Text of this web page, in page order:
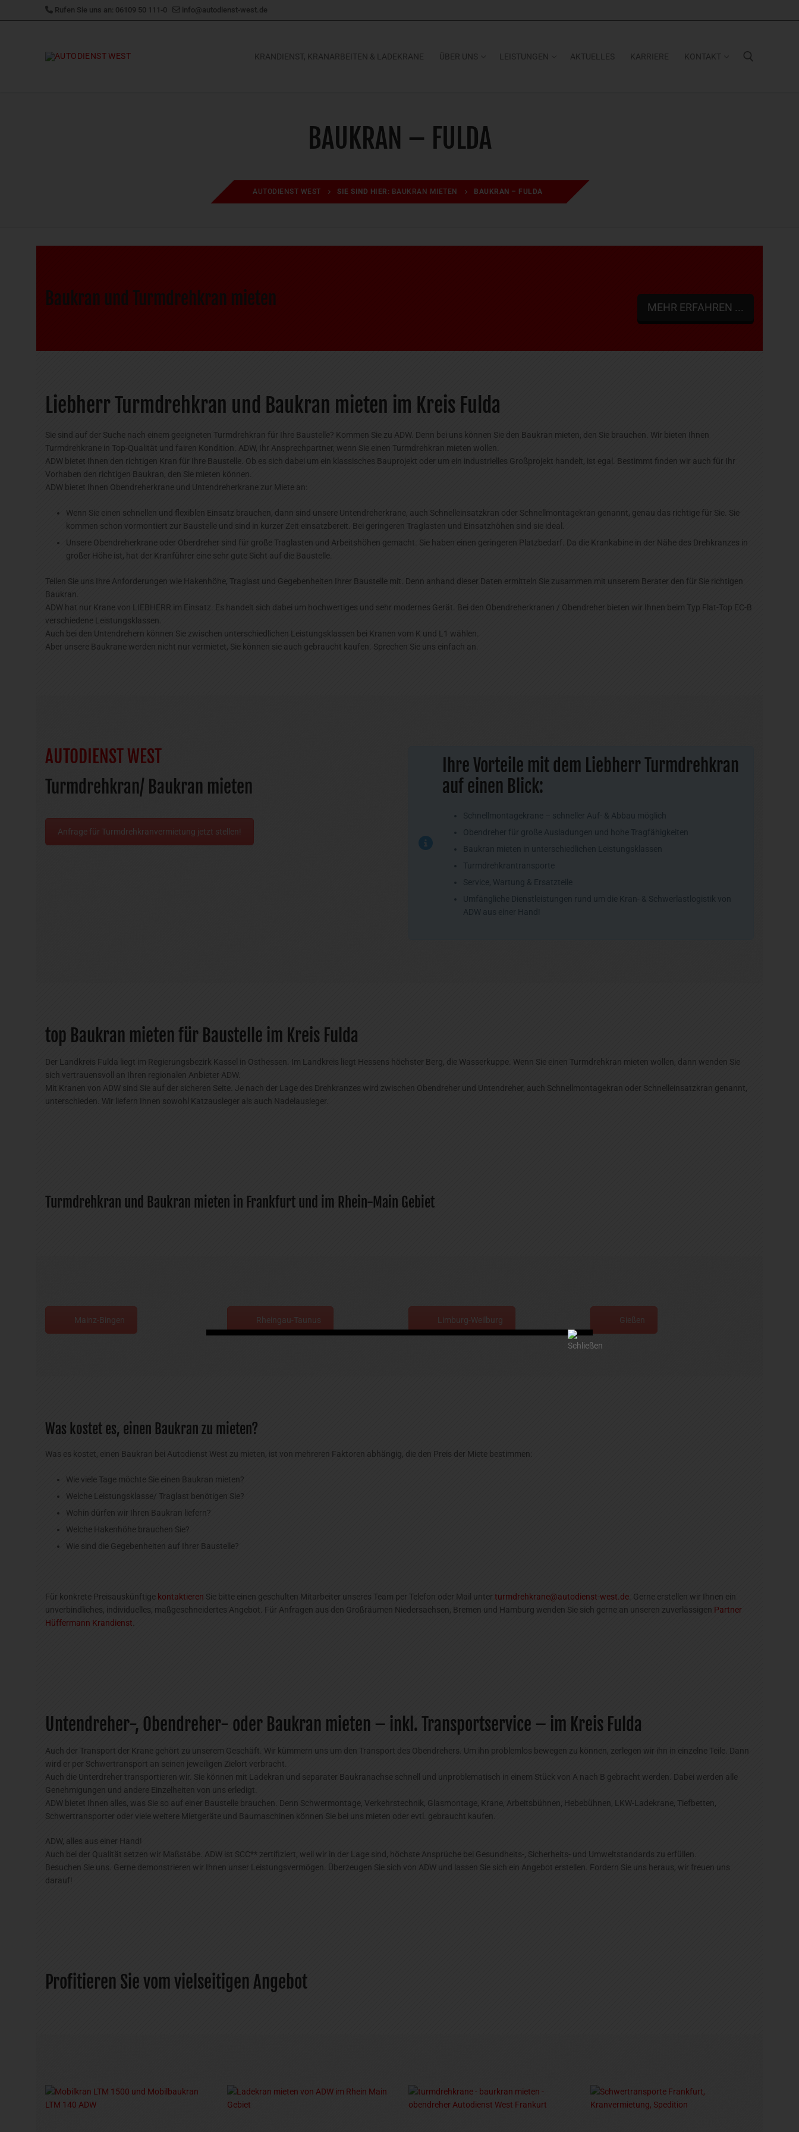
Inhalt
Rufen Sie uns an: 06109 50 111-0 info@autodienst-west.de
KRANDIENST, KRANARBEITEN & LADEKRANE ÜBER UNS LEISTUNGEN AKTUELLES KARRIERE KONTAKT
BAUKRAN – FULDA
AUTODIENST WEST SIE SIND HIER: BAUKRAN MIETEN BAUKRAN – FULDA
Baukran und Turmdrehkran mieten MEHR ERFAHREN ...
Liebherr Turmdrehkran und Baukran mieten im Kreis Fulda
Sie sind auf der Suche nach einem geeigneten Turmdrehkran für Ihre Baustelle? Kommen Sie zu ADW. Denn bei uns können Sie den Baukran mieten, den Sie brauchen. Wir bieten Ihnen
Turmdrehkrane in Top-Qualität und fairen Kondition. ADW, Ihr Ansprechpartner, wenn Sie einen Turmdrehkran mieten wollen.
ADW bietet Ihnen den richtigen Kran für Ihre Baustelle. Ob es sich dabei um ein klassisches Bauprojekt oder um ein industrielles Großprojekt handelt, ist egal. Bestimmt finden wir auch für Ihr
Vorhaben den richtigen Baukran, den Sie mieten können.
ADW bietet Ihnen Obendreherkrane und Untendreherkrane zur Miete an:
Wenn Sie einen schnellen und flexiblen Einsatz brauchen, dann sind unsere Untendreherkrane, auch Schnelleinsatzkran oder Schnellmontagekran genannt, genau das richtige für Sie. Sie
kommen schon vormontiert zur Baustelle und sind in kurzer Zeit einsatzbereit. Bei geringeren Traglasten und Einsatzhöhen sind sie ideal.
Unsere Obendreherkrane oder Oberdreher sind für große Traglasten und Arbeitshöhen gemacht. Sie haben einen geringeren Platzbedarf. Da die Krankabine in der Nähe des Drehkranzes in
großer Höhe ist, hat der Kranführer eine sehr gute Sicht auf die Baustelle.
Teilen Sie uns Ihre Anforderungen wie Hakenhöhe, Traglast und Gegebenheiten Ihrer Baustelle mit. Denn anhand dieser Daten ermitteln Sie zusammen mit unserem Berater den für Sie richtigen
Baukran.
ADW hat nur Krane von LIEBHERR im Einsatz. Es handelt sich dabei um hochwertiges und sehr modernes Gerät. Bei den Obendreherkranen / Obendreher bieten wir Ihnen beim Typ Flat-Top EC-B
verschiedene Leistungsklassen.
Auch bei den Untendrehern können Sie zwischen unterschiedlichen Leistungsklassen bei Kranen vom K und L1 wählen.
Aber unsere Baukrane werden nicht nur vermietet, Sie können sie auch gebraucht kaufen. Sprechen Sie uns einfach an.
AUTODIENST WEST
Turmdrehkran/ Baukran mieten
Anfrage für Turmdrehkranvermietung jetzt stellen!
Ihre Vorteile mit dem Liebherr Turmdrehkran
auf einen Blick:
Schnellmontagekrane – schneller Auf- & Abbau möglich
Obendreher für große Ausladungen und hohe Tragfähigkeiten
Baukran mieten in unterschiedlichen Leistungsklassen
Turmdrehkrantransporte
Service, Wartung & Ersatzteile
Umfängliche Dienstleistungen rund um die Kran- & Schwerlastlogistik von
ADW aus einer Hand!
top Baukran mieten für Baustelle im Kreis Fulda
Der Landkreis Fulda liegt im Regierungsbezirk Kassel in Osthessen. Im Landkreis liegt Hessens höchster Berg, die Wasserkuppe. Wenn Sie einen Turmdrehkran mieten wollen, dann wenden Sie
sich vertrauensvoll an Ihren regionalen Anbieter ADW.
Mit Kranen von ADW sind Sie auf der sicheren Seite. Je nach der Lage des Drehkranzes wird zwischen Obendreher und Untendreher, auch Schnellmontagekran oder Schnelleinsatzkran genannt,
unterschieden. Wir liefern Ihnen sowohl Katzausleger als auch Nadelausleger.
Turmdrehkran und Baukran mieten in Frankfurt und im Rhein-Main Gebiet
Mainz-Bingen Rheingau-Taunus Limburg-Weilburg Gießen
Was kostet es, einen Baukran zu mieten?
Was es kostet, einen Baukran bei Autodienst West zu mieten, ist von mehreren Faktoren abhängig, die den Preis der Miete bestimmen:
Wie viele Tage möchte Sie einen Baukran mieten?
Welche Leistungsklasse/ Traglast benötigen Sie?
Wohin dürfen wir Ihren Baukran liefern?
Welche Hakenhöhe brauchen Sie?
Wie sind die Gegebenheiten auf Ihrer Baustelle?
Für konkrete Preisauskünftige kontaktieren Sie bitte einen geschulten Mitarbeiter unseres Team per Telefon oder Mail unter turmdrehkrane@autodienst-west.de. Gerne erstellen wir Ihnen ein
unverbindliches, individuelles, maßgeschneidertes Angebot. Für Anfragen aus den Großräumen Niedersachsen, Bremen und Hamburg wenden Sie sich gerne an unseren zuverlässigen Partner
Hüffermann Krandienst.
Untendreher-, Obendreher- oder Baukran mieten – inkl. Transportservice – im Kreis Fulda
Auch der Transport der Krane gehört zu unserem Geschäft. Wir kümmern uns um den Transport des Obendrehers. Um ihn problemlos bewegen zu können, zerlegen wir ihn in einzelne Teile. Dann
wird er per Schwertransport an seinen jeweiligen Zielort verbracht.
Auch die Unterdreher transportieren wir. Sie können mit Ladekran und separater Baukranachse schnell und unproblematisch in einem Stück von A nach B gebracht werden. Dabei werden alle
Genehmigungen und andere Einzelheiten von uns erledigt.
ADW bietet Ihnen alles, was Sie so auf einer Baustelle brauchen. Denn Schwermontage, Verkehrstechnik, Glasmontage, Krane, Arbeitsbühnen, Hebebühnen, LKW-Ladekrane, Tiefbetten,
Schwertransporter oder viele weitere Mietgeräte und Baumaschinen können Sie bei uns mieten oder evtl. gebraucht kaufen.
ADW, alles aus einer Hand!
Auch bei der Qualität setzen wir Maßstäbe. ADW ist SCC** zertifiziert, weil wir in der Lage sind, höchste Ansprüche bei Gesundheits-, Sicherheits- und Umweltstandards zu erfüllen.
Besuchen Sie uns. Gerne demonstrieren wir Ihnen unser Leistungsvermögen. Überzeugen Sie sich von ADW und lassen Sie sich ein Angebot erstellen. Fordern Sie uns heraus, wir freuen uns
darauf!
Profitieren Sie vom vielseitigen Angebot